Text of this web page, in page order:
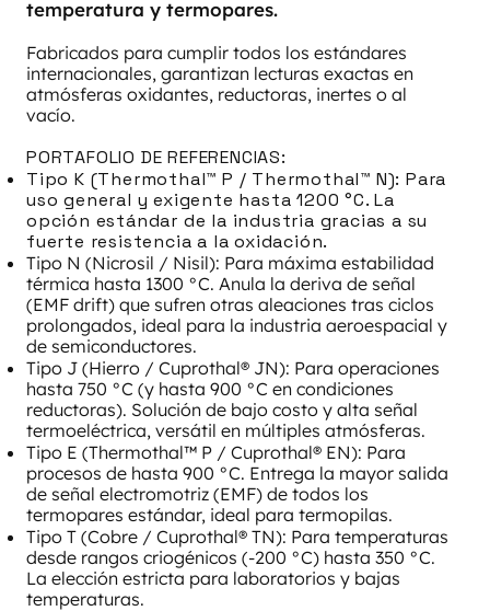
temperatura y termopares.
Fabricados para cumplir todos los estándares
internacionales, garantizan lecturas exactas en
atmósferas oxidantes, reductoras, inertes o al
vacío.
PORTAFOLIO DE REFERENCIAS:
Tipo K (Thermothal™ P / Thermothal™ N): Para
uso general y exigente hasta 1200 °C. La
opción estándar de la industria gracias a su
fuerte resistencia a la oxidación.
Tipo N (Nicrosil / Nisil): Para máxima estabilidad
térmica hasta 1300 °C. Anula la deriva de señal
(EMF drift) que sufren otras aleaciones tras ciclos
prolongados, ideal para la industria aeroespacial y
de semiconductores.
Tipo J (Hierro / Cuprothal® JN): Para operaciones
hasta 750 °C (y hasta 900 °C en condiciones
reductoras). Solución de bajo costo y alta señal
termoeléctrica, versátil en múltiples atmósferas.
Tipo E (Thermothal™ P / Cuprothal® EN): Para
procesos de hasta 900 °C. Entrega la mayor salida
de señal electromotriz (EMF) de todos los
termopares estándar, ideal para termopilas.
Tipo T (Cobre / Cuprothal® TN): Para temperaturas
desde rangos criogénicos (-200 °C) hasta 350 °C.
La elección estricta para laboratorios y bajas
temperaturas.